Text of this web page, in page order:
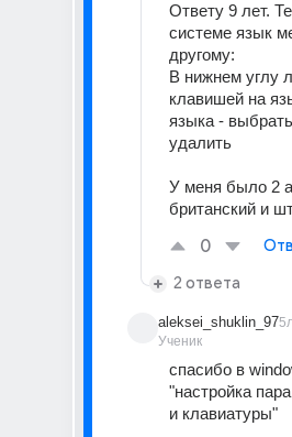
Ответу 9 лет.
системе язык
другому:
В нижнем углу
клавишей на
языка -
удалить
У меня было 2
британский и
0
2 ответа
aleksei_shuklin_97
Ученик
спасибо в
"настройка
и клавиатуры"